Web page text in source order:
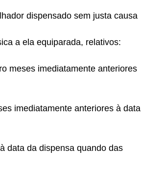
dispensado sem justa causa
a ela equiparada, relativos:
meses imediatamente anteriores
imediatamente anteriores à data
data da dispensa quando das